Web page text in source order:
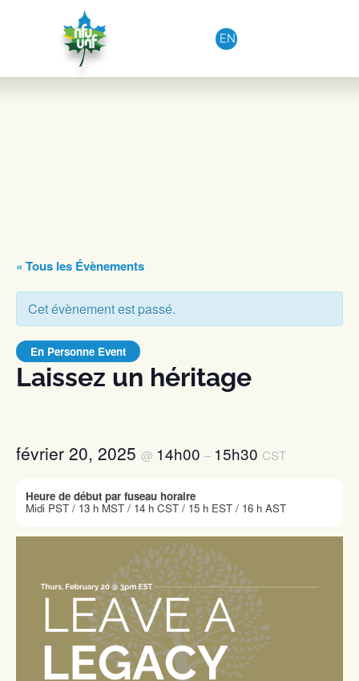
Aller au contenu
EN
« Tous les Évènements
Cet évènement est passé.
Laissez un héritage
En Personne Event
février 20, 2025 @ 14h00 – 15h30 CST
Heure de début par fuseau horaire
Midi PST / 13 h MST / 14 h CST / 15 h EST / 16 h AST